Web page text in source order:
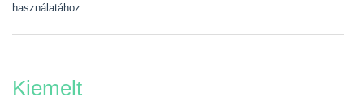
használatához
Kiemelt